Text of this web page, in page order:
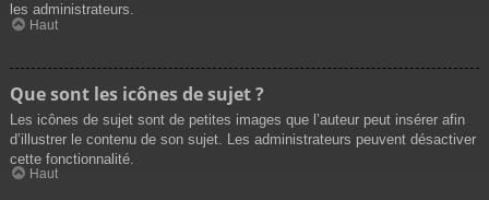
les administrateurs.
Haut
Que sont les icônes de sujet ?
Les icônes de sujet sont de petites images que l’auteur peut insérer afin
d’illustrer le contenu de son sujet. Les administrateurs peuvent désactiver
cette fonctionnalité.
Haut